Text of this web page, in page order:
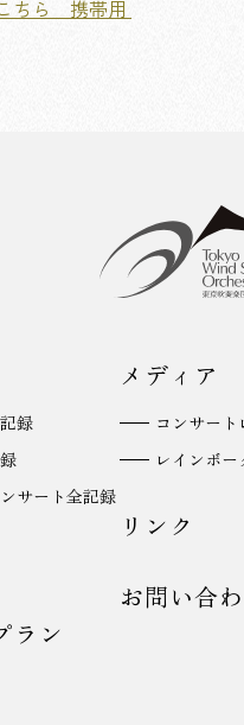
ちら 携帯用
録
サート全記録
ラン
メディア
コンサー
レインボ
リンク
お問い合